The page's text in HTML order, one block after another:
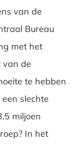
van de
Bureau
met het
van de
te hebben
slechte
miljoen
In het